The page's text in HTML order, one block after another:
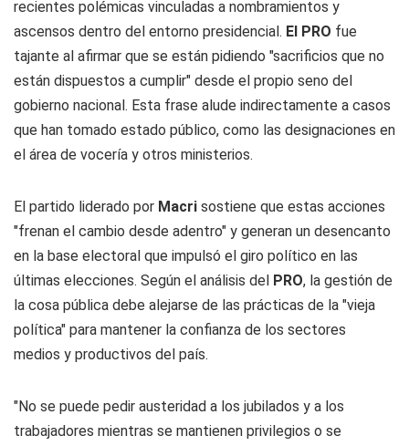
recientes polémicas vinculadas a nombramientos y
ascensos dentro del entorno presidencial. El PRO fue
tajante al afirmar que se están pidiendo "sacrificios que no
están dispuestos a cumplir" desde el propio seno del
gobierno nacional. Esta frase alude indirectamente a casos
que han tomado estado público, como las designaciones en
el área de vocería y otros ministerios.
El partido liderado por Macri sostiene que estas acciones
"frenan el cambio desde adentro" y generan un desencanto
en la base electoral que impulsó el giro político en las
últimas elecciones. Según el análisis del
PRO, la gestión de
la cosa pública debe alejarse de las prácticas de la "vieja
política" para mantener la confianza de los sectores
medios y productivos del país.
"No se puede pedir austeridad a los jubilados y a los
trabajadores mientras se mantienen privilegios o se